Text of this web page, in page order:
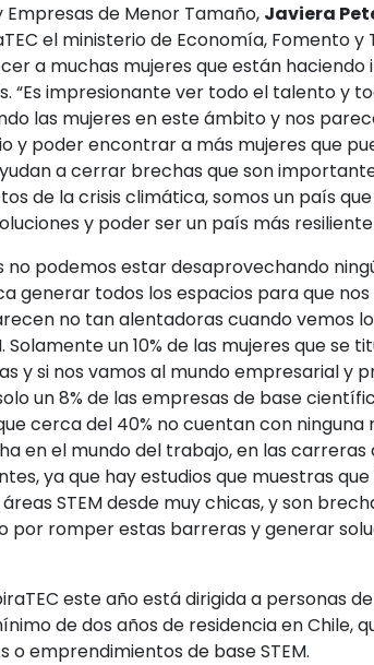
de Menor Tamaño, Javiera
el ministerio de Economía, Fomento y
a muchas mujeres que están haciendo
“Es impresionante ver todo el talento y
las mujeres en este ámbito y nos
y poder encontrar a más mujeres que
a cerrar brechas que son
de la crisis climática, somos un país
y poder ser un país más resiliente
podemos estar desaprovechando
generar todos los espacios para que
no tan alentadoras cuando vemos
un 10% de las mujeres que se
y si nos vamos al mundo empresarial y
un 8% de las empresas de base
cerca del 40% no cuentan con ninguna
en el mundo del trabajo, en las
ya que hay estudios que muestras que
STEM desde muy chicas, y son
romper estas barreras y generar
este año está dirigida a personas
de dos años de residencia en Chile,
emprendimientos de base STEM.